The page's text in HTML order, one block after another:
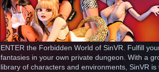
ENTER the Forbidden World of SinVR. Fulfill
fantasies in your own private dungeon. With a
library of characters and environments, SinVR is